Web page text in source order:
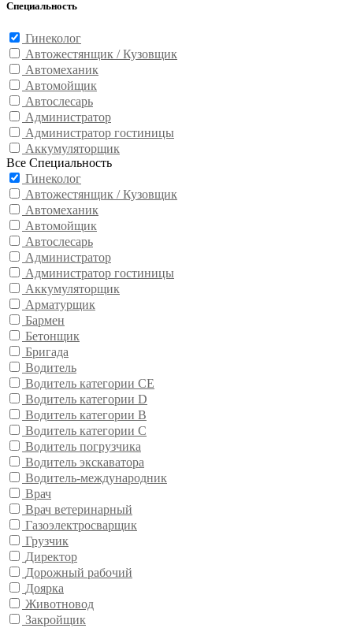
Специальность
Гинеколог
Автожестянщик / Кузовщик
Автомеханик
Автомойщик
Автослесарь
Администратор
Администратор гостиницы
Аккумуляторщик
Все Специальность
Гинеколог
Автожестянщик / Кузовщик
Автомеханик
Автомойщик
Автослесарь
Администратор
Администратор гостиницы
Аккумуляторщик
Арматурщик
Бармен
Бетонщик
Бригада
Водитель
Водитель категории CE
Водитель категории D
Водитель категории В
Водитель категории С
Водитель погрузчика
Водитель экскаватора
Водитель-международник
Врач
Врач ветеринарный
Газоэлектросварщик
Грузчик
Директор
Дорожный рабочий
Доярка
Животновод
Закройщик